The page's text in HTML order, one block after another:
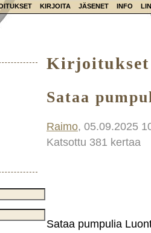
KIRJOITA JÄSENET INFO
Kirjoitukset
Sataa
Raimo, 05.09.2025
Katsottu 381 kertaa
Sataa pumpulia